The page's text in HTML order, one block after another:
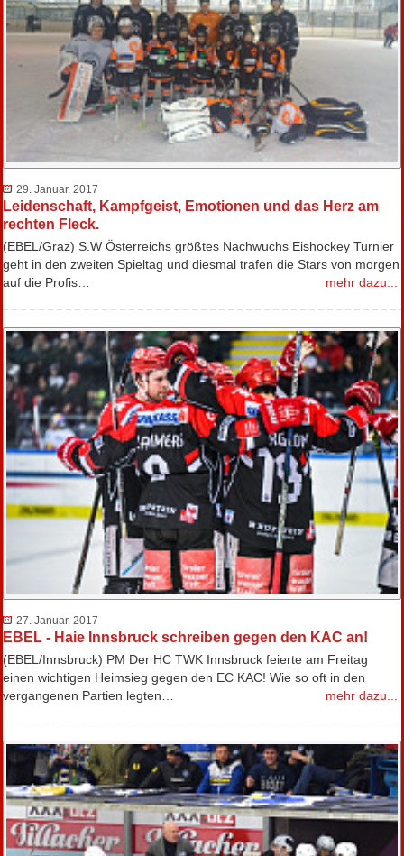
29. Januar. 2017
Leidenschaft, Kampfgeist, Emotionen und das Herz am
rechten Fleck.
(EBEL/Graz) S.W Österreichs größtes Nachwuchs Eishockey Turnier
geht in den zweiten Spieltag und diesmal trafen die Stars von morgen
auf die Profis…
mehr dazu...
27. Januar. 2017
EBEL - Haie Innsbruck schreiben gegen den KAC an!
(EBEL/Innsbruck) PM Der HC TWK Innsbruck feierte am Freitag
einen wichtigen Heimsieg gegen den EC KAC! Wie so oft in den
vergangenen Partien legten…
mehr dazu...